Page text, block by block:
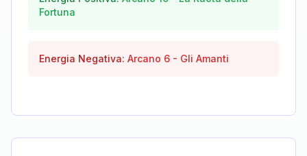
Fortuna
Energia Negativa: Arcano 6 - Gli Amanti